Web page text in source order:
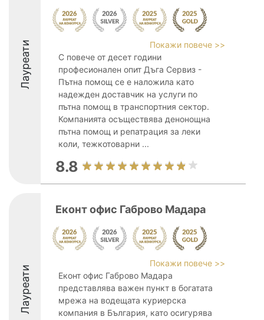
Лауреати
Покажи повече >>
С повече от десет години
професионален опит Дъга Сервиз -
Пътна помощ се е наложила като
надежден доставчик на услуги по
пътна помощ в транспортния сектор.
Компанията осъществява денонощна
пътна помощ и репатрация за леки
коли, тежкотоварни ...
8.8
Лауреати
Еконт офис Габрово Мадара
Покажи повече >>
Еконт офис Габрово Мадара
представлява важен пункт в богатата
мрежа на водещата куриерска
компания в България, като осигурява